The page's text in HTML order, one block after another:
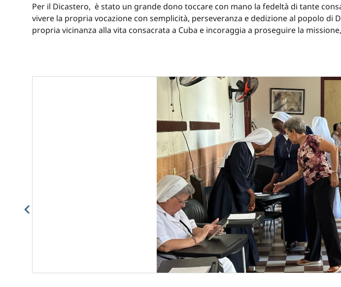
Per il Dicastero, è stato un grande dono toccare con mano la fedeltà di tante
vivere la propria vocazione con semplicità, perseveranza e dedizione al popolo
propria vicinanza alla vita consacrata a Cuba e incoraggia a proseguire la